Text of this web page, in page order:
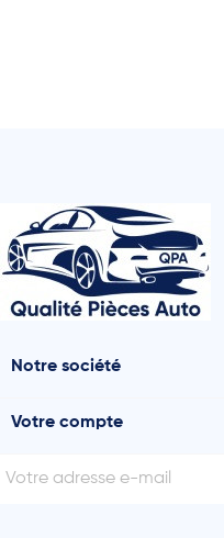
Notre société
Votre compte